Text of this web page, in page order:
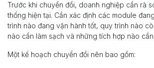
Trước khi chuyển đổi, doanh nghiệp cần rà
thống hiện tại. Cần xác định các module
trình nào đang vận hành tốt, quy trình nào
nào cần làm sạch và những tích hợp nào
Một kế hoạch chuyển đổi nên bao gồm: